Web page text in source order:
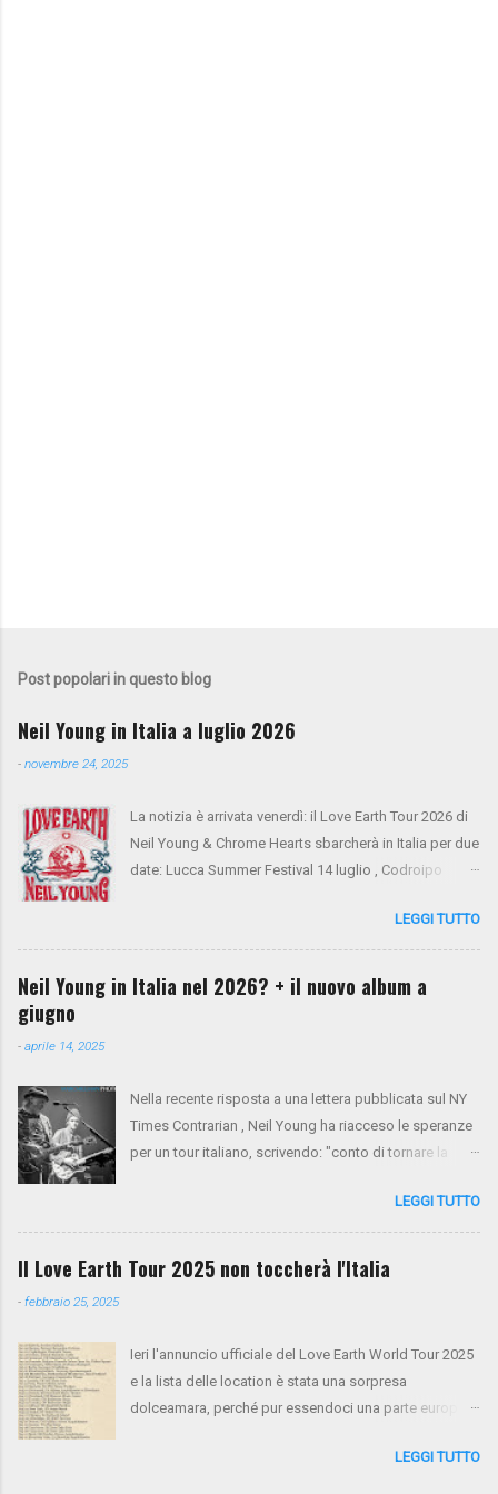
Post popolari in questo blog
Neil Young in Italia a luglio 2026
- novembre 24, 2025
La notizia è arrivata venerdì: il Love Earth Tour 2026 di
Neil Young & Chrome Hearts sbarcherà in Italia per due
date: Lucca Summer Festival 14 luglio , Codroipo
dopo 10 anni dall'ultima apparizione nel nostro
paese. Sul palco saliranno anche Spooner Oldham
(tastiere), Micah Nelson (chitarra, cori), Corey
vendita generale sarà aperta tramite Ticketone . Ecco
il tour completo:
LEGGI TUTTO
Neil Young in Italia nel 2026? + il nuovo album a
giugno
- aprile 14, 2025
Nella recente risposta a una lettera pubblicata sul NY
Times Contrarian , Neil Young ha riacceso le speranze
per un tour italiano, scrivendo: "conto di tornare la
Non resta che aspettare e sperare. Intanto, il nuovo
album Talking To The Trees è previsto per il 13 giugno.
LEGGI TUTTO
Il Love Earth Tour 2025 non toccherà l'Italia
- febbraio 25, 2025
Ieri l'annuncio ufficiale del Love Earth World Tour 2025
e la lista delle location è stata una sorpresa
dolceamara, perché pur essendoci una parte europea
contemplata. Chi vorrà vedere Neil Young e i Chrome
LEGGI TUTTO